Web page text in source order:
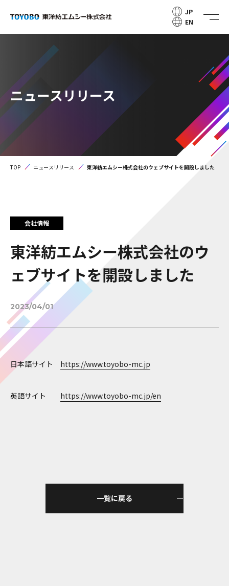
JP
EN
ニュースリリース
TOP ニュースリリース 東洋紡エムシー株式会社のウェブサイトを開設しました
会社情報
東洋紡エムシー株式会社のウ
ェブサイトを開設しました
2023/04/01
日本語サイト https://www.toyobo-mc.jp
英語サイト https://www.toyobo-mc.jp/en
一覧に戻る